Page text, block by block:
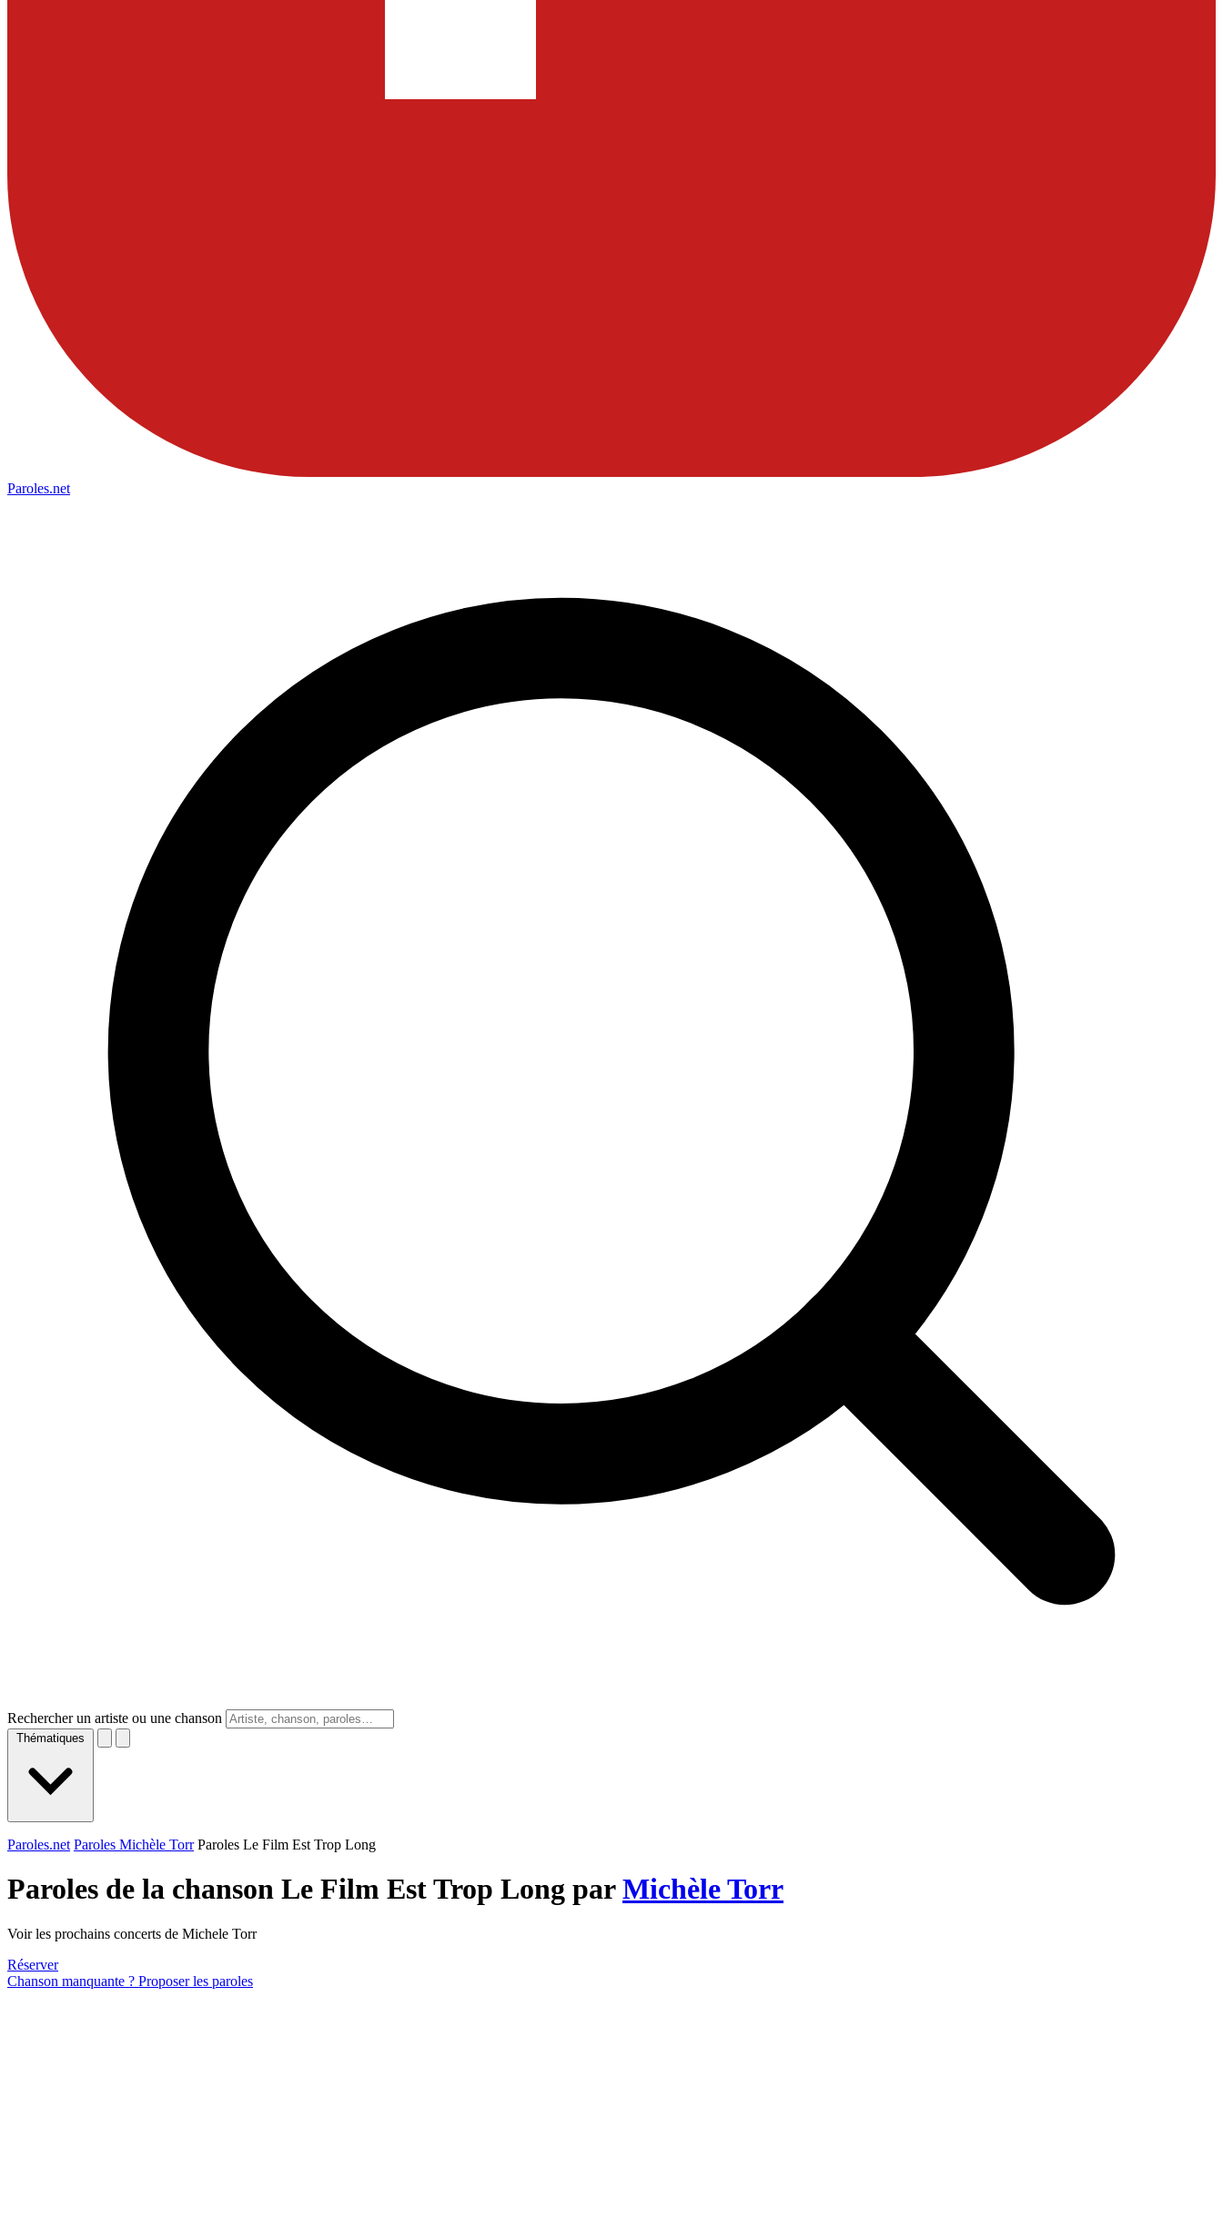
Paroles.net
Rechercher un artiste ou une chanson
Thématiques
Paroles.net Paroles Michèle Torr Paroles Le Film Est Trop Long
Paroles de la chanson Le Film Est Trop Long parMichèle Torr
Voir les prochains concerts de Michele Torr
Réserver
Chanson manquante ? Proposer les paroles